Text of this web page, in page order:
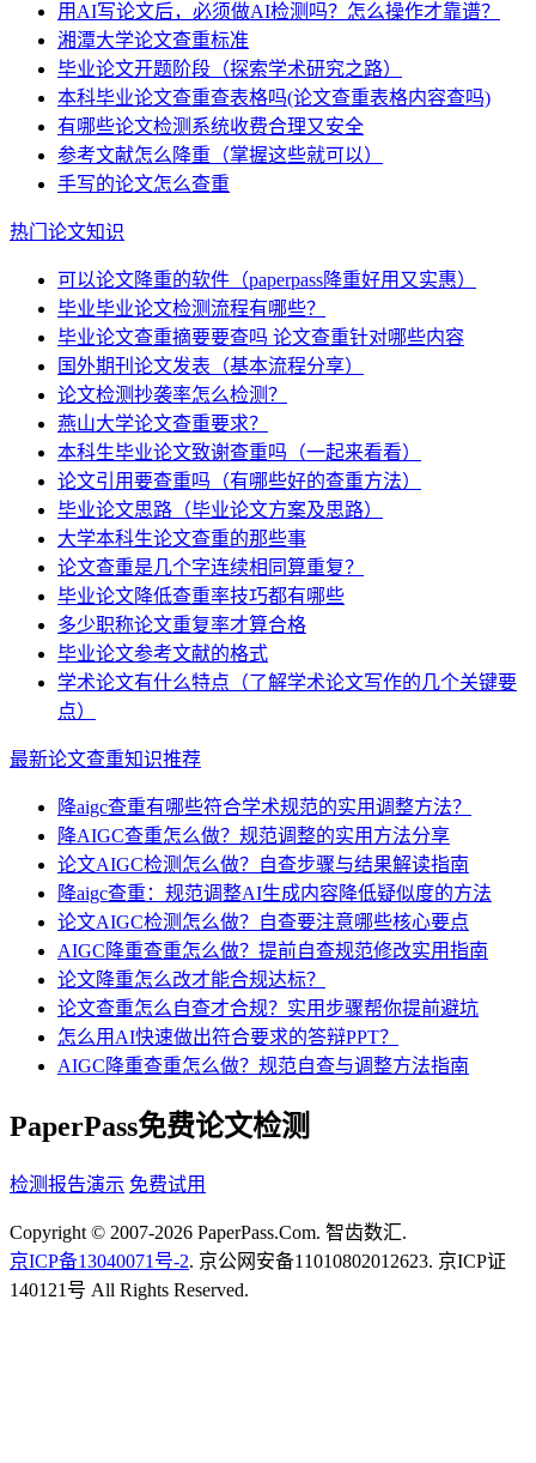
用AI写论文后，必须做AI检测吗？怎么操作才靠谱？
湘潭大学论文查重标准
毕业论文开题阶段（探索学术研究之路）
本科毕业论文查重查表格吗(论文查重表格内容查吗)
有哪些论文检测系统收费合理又安全
参考文献怎么降重（掌握这些就可以）
手写的论文怎么查重
热门论文知识
可以论文降重的软件（paperpass降重好用又实惠）
毕业毕业论文检测流程有哪些？
毕业论文查重摘要要查吗 论文查重针对哪些内容
国外期刊论文发表（基本流程分享）
论文检测抄袭率怎么检测？
燕山大学论文查重要求？
本科生毕业论文致谢查重吗（一起来看看）
论文引用要查重吗（有哪些好的查重方法）
毕业论文思路（毕业论文方案及思路）
大学本科生论文查重的那些事
论文查重是几个字连续相同算重复？
毕业论文降低查重率技巧都有哪些
多少职称论文重复率才算合格
毕业论文参考文献的格式
学术论文有什么特点（了解学术论文写作的几个关键要
点）
最新论文查重知识推荐
降aigc查重有哪些符合学术规范的实用调整方法？
降AIGC查重怎么做？规范调整的实用方法分享
论文AIGC检测怎么做？自查步骤与结果解读指南
降aigc查重：规范调整AI生成内容降低疑似度的方法
论文AIGC检测怎么做？自查要注意哪些核心要点
AIGC降重查重怎么做？提前自查规范修改实用指南
论文降重怎么改才能合规达标？
论文查重怎么自查才合规？实用步骤帮你提前避坑
怎么用AI快速做出符合要求的答辩PPT？
AIGC降重查重怎么做？规范自查与调整方法指南
PaperPass免费论文检测
检测报告演示 免费试用
Copyright © 2007-2026 PaperPass.Com. 智齿数汇.
京ICP备13040071号-2. 京公网安备11010802012623. 京ICP证
140121号 All Rights Reserved.